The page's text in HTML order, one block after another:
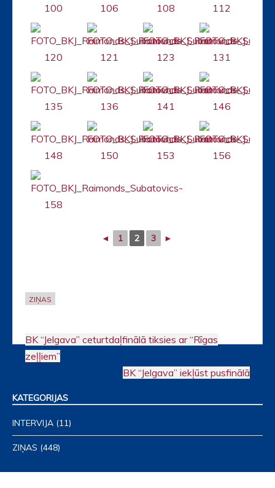
◄ 1 2 3 ►
ZIŅAS
Post
navigation
BK “Jelgava” ceturtdaļfinālā tiksies ar “Rīgas
zeļļiem”
BK “Jelgava” iekļūst pusfinālā
KATEGORIJAS
INTERVIJA (11)
ZIŅAS (448)